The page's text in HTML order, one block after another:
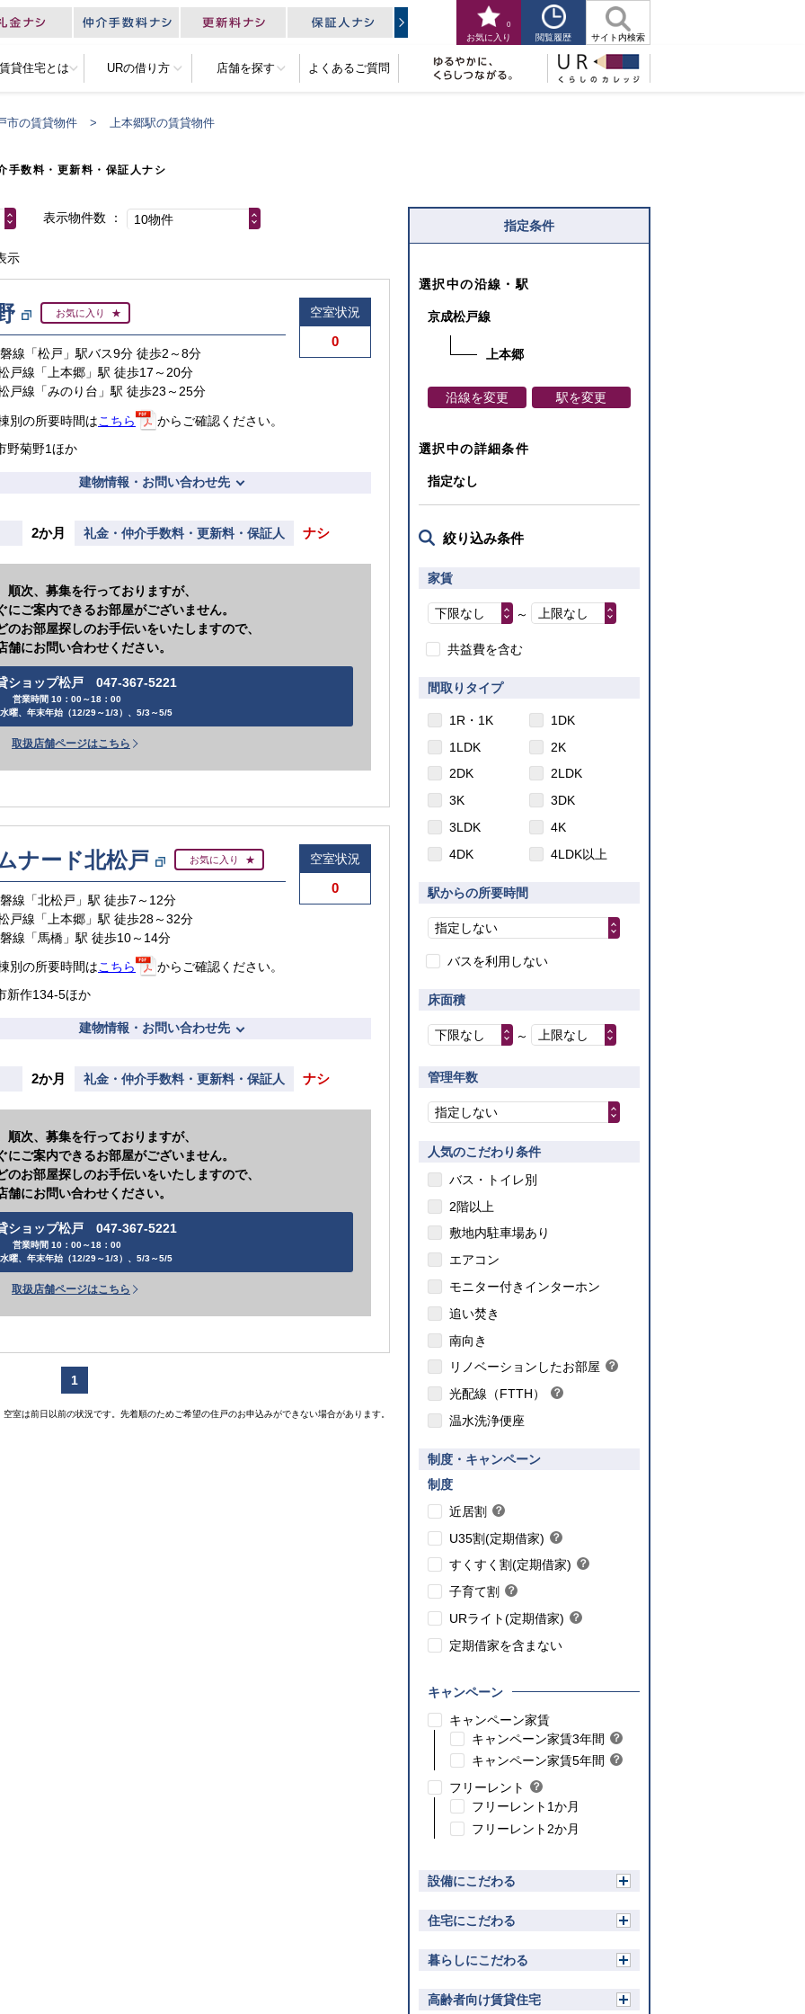
お気に入り
0
閲覧履歴 サイト内検索
貸住宅とは URの借り方 店舗を探す よくあるご質問
市の賃貸物件 上本郷駅の賃貸物件
手数料・更新料・保証人ナシ
表示物件数 10物件
示
お気に入り
線「松戸」駅バス9分 徒歩2～8分
戸線「上本郷」駅 徒歩17～20分
戸線「みのり台」駅 徒歩23～25分
別の所要時間はこちら
からご確認ください。
野菊野1ほか
空室状況
0
建物情報・お問い合わせ先
2か月 礼金・仲介手数料・更新料・保証人 ナシ
順次、募集を行っておりますが、
にご案内できるお部屋がございません。
のお部屋探しのお手伝いをいたしますので、
舗にお問い合わせください。
ショップ松戸 047-367-5221
営業時間 10：00～18：00
曜、年末年始（12/29～1/3）、5/3～5/5
取扱店舗ページはこちら
ナード北松戸 お気に入り
線「北松戸」駅 徒歩7～12分
戸線「上本郷」駅 徒歩28～32分
線「馬橋」駅 徒歩10～14分
別の所要時間はこちら
からご確認ください。
新作134-5ほか
空室状況
0
建物情報・お問い合わせ先
2か月 礼金・仲介手数料・更新料・保証人 ナシ
順次、募集を行っておりますが、
にご案内できるお部屋がございません。
のお部屋探しのお手伝いをいたしますので、
舗にお問い合わせください。
ショップ松戸 047-367-5221
営業時間 10：00～18：00
曜、年末年始（12/29～1/3）、5/3～5/5
取扱店舗ページはこちら
1
空室は前日以前の状況です。先着順のためご希望の住戸のお申込みができない場合があります。
指定条件
選択中の沿線・駅
京成松戸線
上本郷
沿線を変更 駅を変更
選択中の詳細条件
指定なし
絞り込み条件
家賃
下限なし ～ 上限なし
共益費を含む
間取りタイプ
1R・1K
1DK
1LDK
2K
2DK
2LDK
3K
3DK
3LDK
4K
4DK
4LDK以上
駅からの所要時間
指定しない
バスを利用しない
床面積
下限なし ～ 上限なし
管理年数
指定しない
人気のこだわり条件
バス・トイレ別
2階以上
敷地内駐車場あり
エアコン
モニター付きインターホン
追い焚き
南向き
リノベーションしたお部屋 ？
光配線（FTTH） ？
賃貸住宅のインターネット対応について
温水洗浄便座
制度・キャンペーン
制度
近居割
？
ン
ト
こちら
U35割(定期借家) ？
ン
【ご入居要件あり】35歳以下の方限定
こちら
すくすく割(定期借家) ？
ト
【ご入居要件あり】満18歳未満のお子様を
扶養、もしくはご妊娠されている方限定
こちら
子育て割 ？
ン
ト
【ご入居要件あり】子育て世帯や新婚世帯
こちら
URライト(定期借家) ？
こちら
定期借家を含まない
キャンペーン
キャンペーン家賃
キャンペーン家賃3年間 ？
ヒ
キャンペーン家賃5年間 ？
こちら
フリーレント ？
ヒ
ト
こちら
フリーレント1か月
フリーレント2か月
設備にこだわる
く住宅にこだわる
く暮らしにこだわる
く高齢者向け賃貸住宅